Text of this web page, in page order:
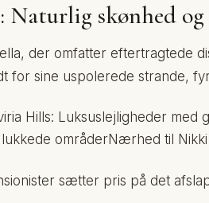
Naturlig skønhed
der omfatter eftertragtede
for sine uspolerede strande,
Hills: Luksuslejligheder med
områderNærhed til
sætter pris på det